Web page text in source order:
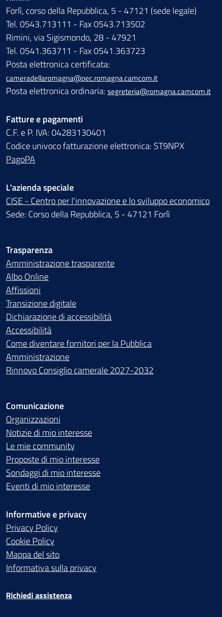
Forlì, corso della Repubblica, 5 - 47121 (sede legale)
Tel. 0543.713111 - Fax 0543.713502
Rimini, via Sigismondo, 28 - 47921
Tel. 0541.363711 - Fax 0541.363723
Posta elettronica certificata:
cameradellaromagna@pec.romagna.camcom.it
Posta elettronica ordinaria: segreteria@romagna.camcom.it
Fatture e pagamenti
C.F. e P. IVA: 04283130401
Codice univoco fatturazione elettronica: ST9NPX
PagoPA
L'azienda speciale
CISE - Centro per l'innovazione e lo sviluppo economico
Sede: Corso della Repubblica, 5 - 47121 Forlì
Trasparenza
Amministrazione trasparente
Albo Online
Affissioni
Transizione digitale
Dichiarazione di accessibilità
Accessibilità
Come diventare fornitori per la Pubblica
Amministrazione
Rinnovo Consiglio camerale 2027-2032
Comunicazione
Organizzazioni
Notizie di mio interesse
Le mie community
Proposte di mio interesse
Sondaggi di mio interesse
Eventi di mio interesse
Informative e privacy
Privacy Policy
Cookie Policy
Mappa del sito
Informativa sulla privacy
Richiedi assistenza